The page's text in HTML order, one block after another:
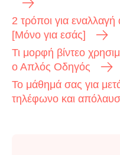
2 τρόποι για
[Μόνο για εσάς]
Τι μορφή βίντεο
ο Απλός Οδηγός
Το μάθημά σας για
τηλέφωνο και